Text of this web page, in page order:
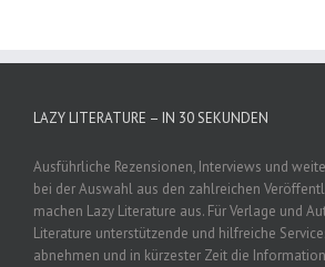
LAZY LITERATURE – IN 30 SEKUNDEN
Ausführliche Rezensionen, Interviews und
bei der Auswahl aus den zahlreichen
machen Lazy Literature aus. Für Verlage und
Literature unterstützende und hilfreiche
abnehmen und in kürzester Zeit die